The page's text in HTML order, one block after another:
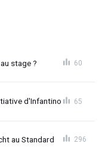
stage ? 60
d'Infantino 65
au Standard 296